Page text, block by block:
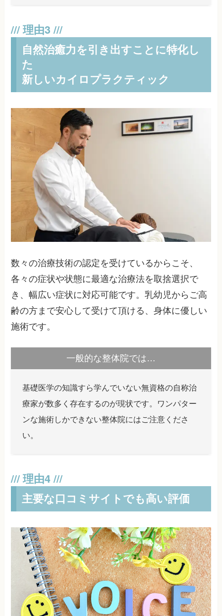
自然治癒力を引き出すことに特化し
た
新しいカイロプラクティック
数々の治療技術の認定を受けているからこそ、
各々の症状や状態に最適な治療法を取捨選択で
き、幅広い症状に対応可能です。乳幼児からご高
齢の方まで安心して受けて頂ける、身体に優しい
施術です。
一般的な整体院では…
基礎医学の知識すら学んでいない無資格の自称治
療家が数多く存在するのが現状です。ワンパター
ンな施術しかできない整体院にはご注意くださ
い。
主要な口コミサイトでも高い評価